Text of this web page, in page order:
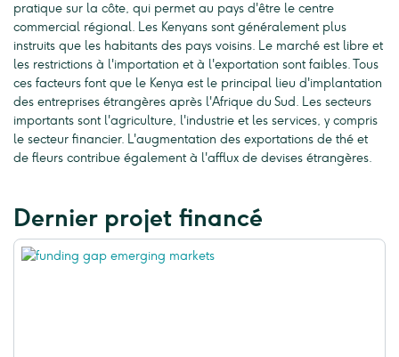
pratique sur la côte, qui permet au pays d'être le centre
commercial régional. Les Kenyans sont généralement plus
instruits que les habitants des pays voisins. Le marché est libre et
les restrictions à l'importation et à l'exportation sont faibles. Tous
ces facteurs font que le Kenya est le principal lieu d'implantation
des entreprises étrangères après l'Afrique du Sud. Les secteurs
importants sont l'agriculture, l'industrie et les services, y compris
le secteur financier. L'augmentation des exportations de thé et
de fleurs contribue également à l'afflux de devises étrangères.
Dernier projet financé